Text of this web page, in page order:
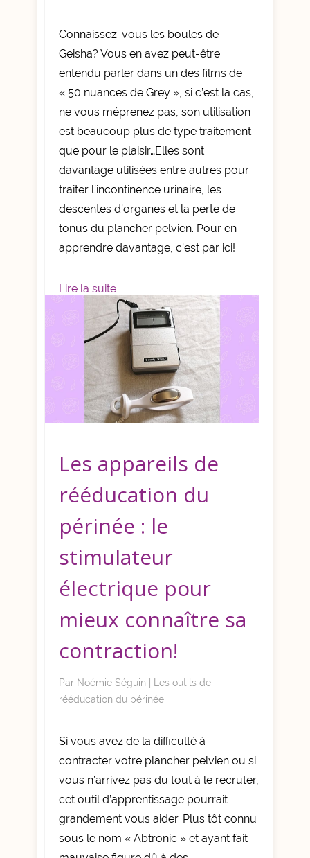
Connaissez-vous les boules de
Geisha? Vous en avez peut-être
entendu parler dans un des films de
« 50 nuances de Grey », si c’est la cas,
ne vous méprenez pas, son utilisation
est beaucoup plus de type traitement
que pour le plaisir…Elles sont
davantage utilisées entre autres pour
traiter l’incontinence urinaire, les
descentes d’organes et la perte de
tonus du plancher pelvien. Pour en
apprendre davantage, c’est par ici!
Lire la suite
Les appareils de
rééducation du
périnée : le
stimulateur
électrique pour
mieux connaître sa
contraction!
Par Noémie Séguin
Les outils de
rééducation du périnée
Si vous avez de la difficulté à
contracter votre plancher pelvien ou si
vous n’arrivez pas du tout à le recruter,
cet outil d’apprentissage pourrait
grandement vous aider. Plus tôt connu
sous le nom « Abtronic » et ayant fait